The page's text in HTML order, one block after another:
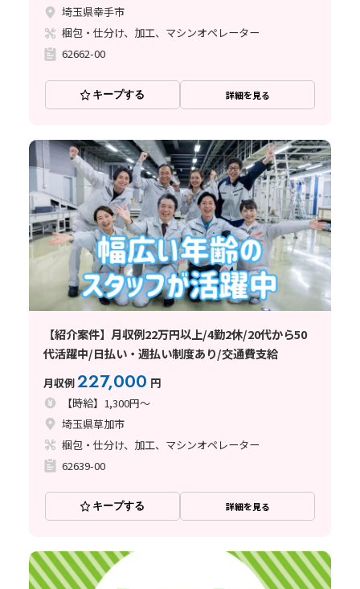
埼玉県幸手市
梱包・仕分け、加工、マシンオペレーター
62662-00
キープする 詳細を見る
【紹介案件】月収例22万円以上/4勤2休/20代から50
代活躍中/日払い・週払い制度あり/交通費支給
月収例227,000 円
【時給】1,300円～
埼玉県草加市
梱包・仕分け、加工、マシンオペレーター
62639-00
キープする 詳細を見る